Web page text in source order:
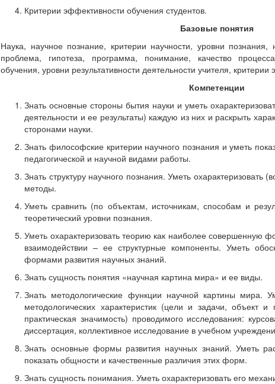
Критерии эффективности обучения студентов.
Базовые понятия
Наука, научное познание, критерии научности, уровни
проблема, гипотеза, программа, понимание, качество
обучения, уровни результативности деятельности учителя,
Компетенции
Знать основные стороны бытия науки и уметь
деятельности и ее результаты) каждую из них и раскрыть
сторонами науки.
Знать философские критерии научного познания и уметь
педагогической и научной видами работы.
Знать структуру научного познания. Уметь
методы.
Уметь сравнить (по объектам, источникам, способам и
теоретический уровни познания.
Уметь охарактеризовать теорию как наиболее совершенную
взаимодействии – ее структурные компоненты. Уметь
формами развития научных знаний.
Знать сущность понятия «научная картина мира» и ее виды.
Знать методологические функции научной картины мира.
методологических характеристик (цели и задачи, объект
практическая значимость) проводимого исследования:
диссертация, коллективное исследование в учебном
Знать основные формы развития научных знаний. Уметь
показать общности и качественные различия этих форм.
Знать сущность понимания. Уметь охарактеризовать его